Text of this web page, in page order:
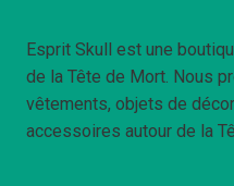
Esprit Skull est une
de la Tête de Mort. Nous
vêtements, objets de
accessoires autour de la